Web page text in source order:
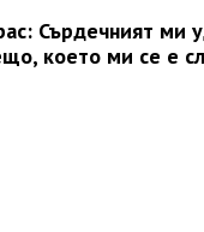
Сърдечният ми
което ми се е